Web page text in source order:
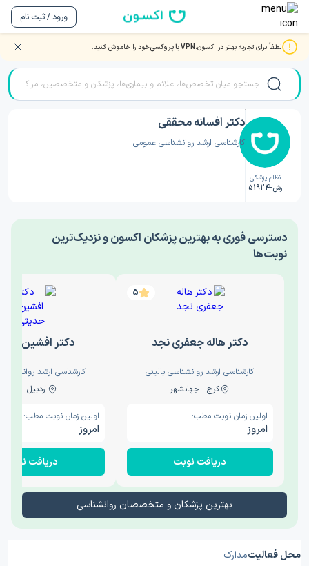
ورود / ثبت نام
لطفاً برای تجربه بهتر در اکسون،VPN یا پروکسی خود را خاموش کنید. صفحه اصلی/دکتر روانشناسی/دکتر افسانه محققی
نظام پزشکی
رش-51924
دکتر افسانه محققی
کارشناسی ارشد روانشناسی عمومی
‎دسترسی فوری به بهترین پزشکان اکسون و نزدیک‌ترین
نوبت‌ها
5
دکتر هاله جعفری نجد
کارشناسی ارشد روانشناسی بالینی
کرج - جهانشهر
اولین زمان نوبت مطب:
امروز
دریافت نوبت
دکتر افشین
کارشناسی ارشد
اردبیل - والی
اولین زمان نوبت مطب:
امروز
دریافت نوبت
بهترین پزشکان و متخصصان روانشناسی
محل فعالیتمدارک